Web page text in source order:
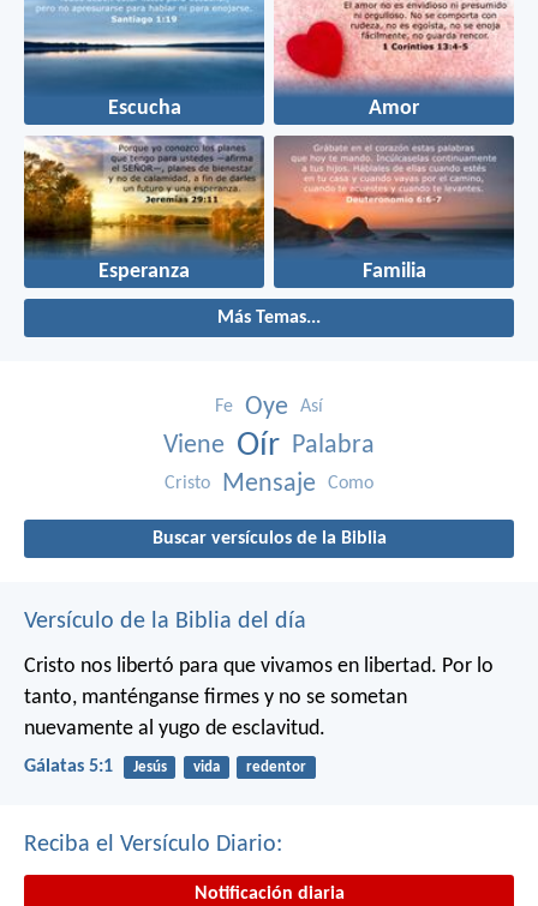
Escucha Amor
Esperanza Familia
Más Temas...
Fe Oye Así
Viene Oír Palabra
Cristo Mensaje Como
Buscar versículos de la Biblia
Versículo de la Biblia del día
Cristo nos libertó para que vivamos en libertad. Por lo
tanto, manténganse firmes y no se sometan
nuevamente al yugo de esclavitud.
Gálatas 5:1 Jesús vida redentor
Reciba el Versículo Diario:
Notificación diaria